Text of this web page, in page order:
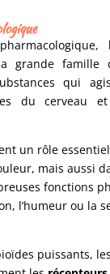
grande
qui
du cerveau
un rôle
mais aussi
fonctions
l’humeur ou la
puissants,